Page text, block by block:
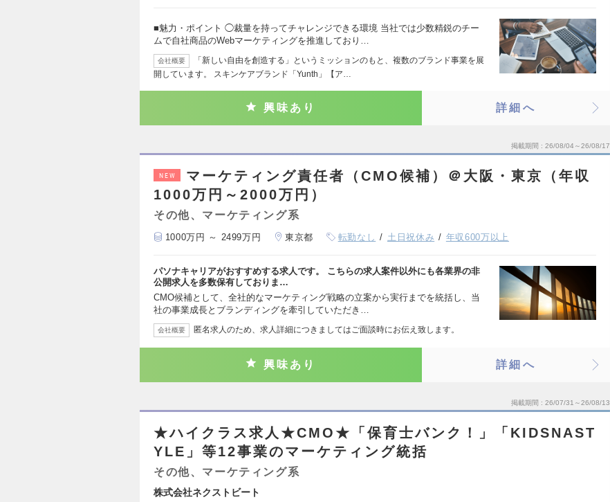
■魅力・ポイント ◯裁量を持ってチャレンジできる環境 当社では少数精鋭のチー
ムで自社商品のWebマーケティングを推進しており…
会社概要
「新しい自由を創造する」というミッションのもと、複数のブランド事業を展
開しています。 スキンケアブランド「Yunth」【ア…
興味あり 詳細へ
掲載期間 26/08/04～26/08/17
NEW
マーケティング責任者（CMO候補）＠大阪・東京（年収
1000万円～2000万円）
その他、マーケティング系
1000万円 ～ 2499万円 東京都 転勤なし 土日祝休み 年収600万以上
パソナキャリアがおすすめする求人です。 こちらの求人案件以外にも各業界の非
公開求人を多数保有しておりま…
CMO候補として、全社的なマーケティング戦略の立案から実行までを統括し、当
社の事業成長とブランディングを牽引していただき…
会社概要 匿名求人のため、求人詳細につきましてはご面談時にお伝え致します。
興味あり 詳細へ
掲載期間 26/07/31～26/08/13
★ハイクラス求人★CMO★「保育士バンク！」「KIDSNAST
YLE」等12事業のマーケティング統括
その他、マーケティング系
株式会社ネクストビート